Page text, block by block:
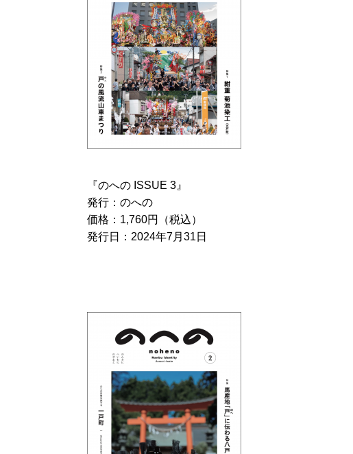
『のへの ISSUE 3』
発行：のへの
価格：1,760円（税込）
発行日：2024年7月31日